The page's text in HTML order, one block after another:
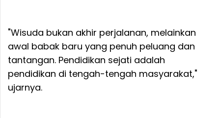
"Wisuda bukan akhir perjalanan, melainkan
awal babak baru yang penuh peluang dan
tantangan. Pendidikan sejati adalah
pendidikan di tengah-tengah masyarakat,"
ujarnya.